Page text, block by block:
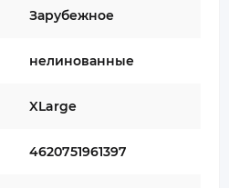
Зарубежное
нелинованные
XLarge
4620751961397